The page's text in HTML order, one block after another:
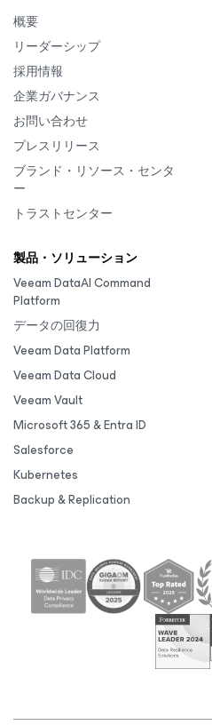
概要
リーダーシップ
採用情報
企業ガバナンス
お問い合わせ
プレスリリース
ブランド・リソース・センタ
ー
トラストセンター
製品・ソリューション
Veeam DataAI Command
Platform
データの回復力
Veeam Data Platform
Veeam Data Cloud
Veeam Vault
Microsoft 365 & Entra ID
Salesforce
Kubernetes
Backup & Replication